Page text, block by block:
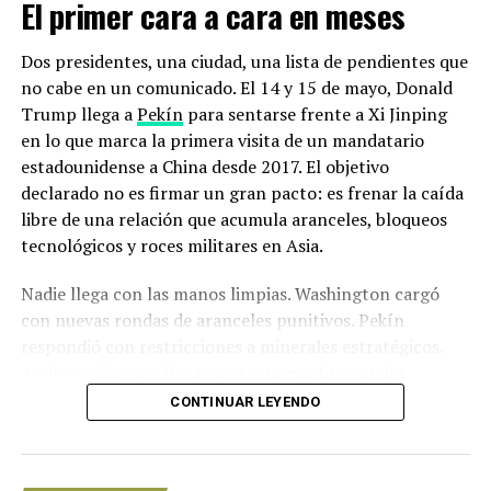
de la mandíbula tiene alrededor de 40 millones de años,
Cenozoica, después de que un asteroide golpeó la Tierra
y acabó con casi todos los dinosaurios.
«Nuestro descubrimiento fósil, con su estimación de una
envergadura de 5 a 6 metros, muestra que las aves
evolucionaron a un tamaño verdaderamente gigantesco
relativamente rápido después de la extinción de los
dinosaurios y gobernaron los océanos durante millones
universidad.
insuperable en los hábitats oceánicos», agregó la
coautora del estudio, Ashley Poust, del Museo de
El primer cara a cara en meses
Dos presidentes, una ciudad, una lista de pendientes que
no cabe en un comunicado. El 14 y 15 de mayo, Donald
Trump llega aPekínpara sentarse frente a Xi Jinping
en lo que marca la primera visita de un mandatario
estadounidense a China desde 2017. El objetivo
declarado no es firmar un gran pacto: es frenar la caída
libre de una relación que acumula aranceles, bloqueos
tecnológicos y roces militares en Asia.
Nadie llega con las manos limpias. Washington cargó
con nuevas rondas de aranceles punitivos. Pekín
equipos diplomáticos exhaustos y sin garantías de
CONTINUAR LEYENDO